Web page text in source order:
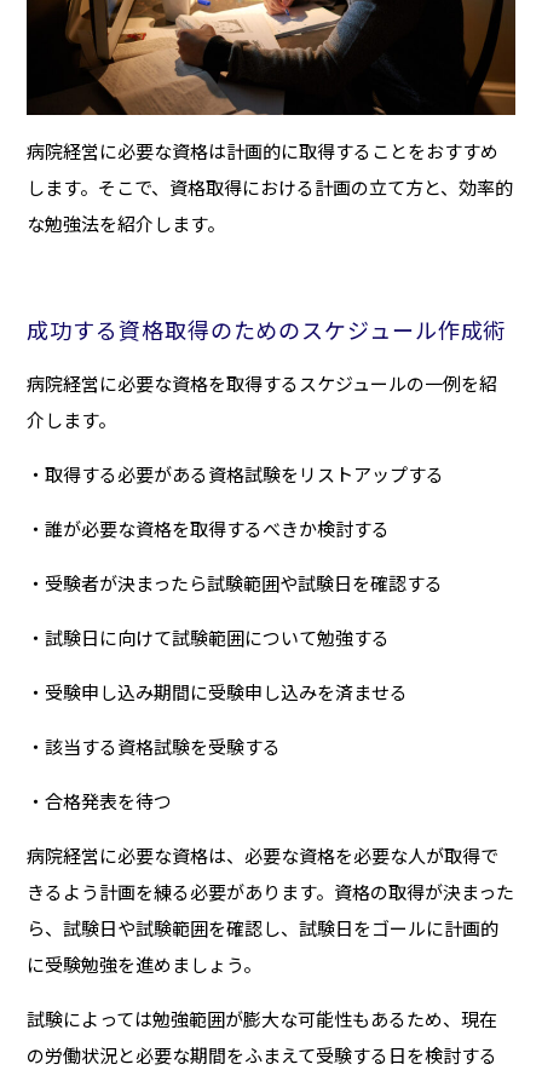
病院経営に必要な資格は計画的に取得することをおすすめ
します。そこで、資格取得における計画の立て方と、効率的
な勉強法を紹介します。
成功する資格取得のためのスケジュール作成術
病院経営に必要な資格を取得するスケジュールの一例を紹
介します。
・取得する必要がある資格試験をリストアップする
・誰が必要な資格を取得するべきか検討する
・受験者が決まったら試験範囲や試験日を確認する
・試験日に向けて試験範囲について勉強する
・受験申し込み期間に受験申し込みを済ませる
・該当する資格試験を受験する
・合格発表を待つ
病院経営に必要な資格は、必要な資格を必要な人が取得で
きるよう計画を練る必要があります。資格の取得が決まった
ら、試験日や試験範囲を確認し、試験日をゴールに計画的
に受験勉強を進めましょう。
試験によっては勉強範囲が膨大な可能性もあるため、現在
の労働状況と必要な期間をふまえて受験する日を検討する